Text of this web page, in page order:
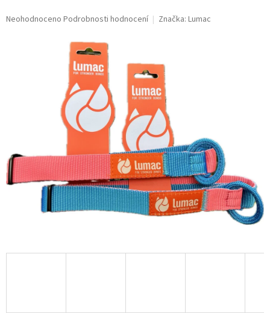
Průměrné
Neohodnoceno Podrobnosti hodnocení Značka: Lumac